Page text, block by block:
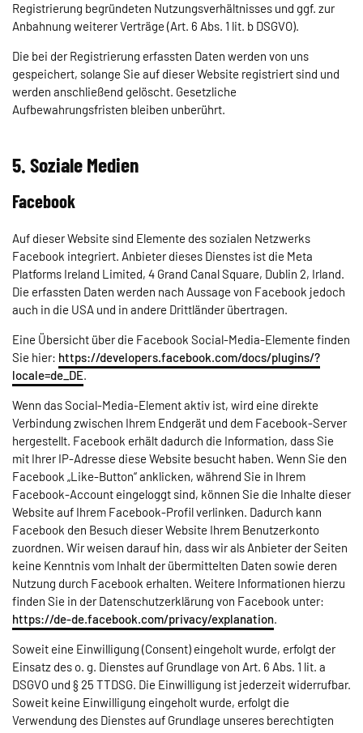
Registrierung begründeten Nutzungsverhältnisses und ggf. zur
Anbahnung weiterer Verträge (Art. 6 Abs. 1 lit. b DSGVO).
Die bei der Registrierung erfassten Daten werden von uns
gespeichert, solange Sie auf dieser Website registriert sind und
werden anschließend gelöscht. Gesetzliche
Aufbewahrungsfristen bleiben unberührt.
5. Soziale Medien
Facebook
Auf dieser Website sind Elemente des sozialen Netzwerks
Facebook integriert. Anbieter dieses Dienstes ist die Meta
Platforms Ireland Limited, 4 Grand Canal Square, Dublin 2, Irland.
Die erfassten Daten werden nach Aussage von Facebook jedoch
auch in die USA und in andere Drittländer übertragen.
Eine Übersicht über die Facebook Social-Media-Elemente finden
Sie hier: https://developers.facebook.com/docs/plugins/?
locale=de_DE.
Wenn das Social-Media-Element aktiv ist, wird eine direkte
Verbindung zwischen Ihrem Endgerät und dem Facebook-Server
hergestellt. Facebook erhält dadurch die Information, dass Sie
mit Ihrer IP-Adresse diese Website besucht haben. Wenn Sie den
Facebook „Like-Button“ anklicken, während Sie in Ihrem
Facebook-Account eingeloggt sind, können Sie die Inhalte dieser
Website auf Ihrem Facebook-Profil verlinken. Dadurch kann
Facebook den Besuch dieser Website Ihrem Benutzerkonto
zuordnen. Wir weisen darauf hin, dass wir als Anbieter der Seiten
keine Kenntnis vom Inhalt der übermittelten Daten sowie deren
Nutzung durch Facebook erhalten. Weitere Informationen hierzu
finden Sie in der Datenschutzerklärung von Facebook unter:
https://de-de.facebook.com/privacy/explanation.
Soweit eine Einwilligung (Consent) eingeholt wurde, erfolgt der
Einsatz des o. g. Dienstes auf Grundlage von Art. 6 Abs. 1 lit. a
DSGVO und § 25 TTDSG. Die Einwilligung ist jederzeit widerrufbar.
Soweit keine Einwilligung eingeholt wurde, erfolgt die
Verwendung des Dienstes auf Grundlage unseres berechtigten